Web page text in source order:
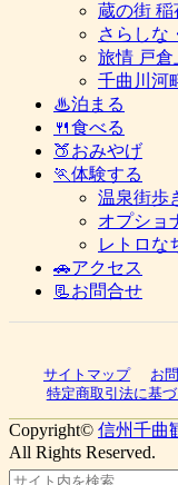
蔵の街 稲
さらしな
旅情 戸倉
千曲川河
♨泊まる
🍴食べる
🍑おみやげ
🏃体験する
温泉街歩
オプショ
レトロな
🚗アクセス
📃お問合せ
サイトマップ
お
特定商取引法に基
Copyright© 信州千曲
All Rights Reserved.